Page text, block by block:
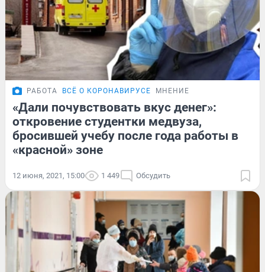
РАБОТА ВСЁ О КОРОНАВИРУСЕ МНЕНИЕ
«Дали почувствовать вкус денег»:
откровение студентки медвуза,
бросившей учебу после года работы в
«красной» зоне
12 июня, 2021, 15:00 1 449 Обсудить